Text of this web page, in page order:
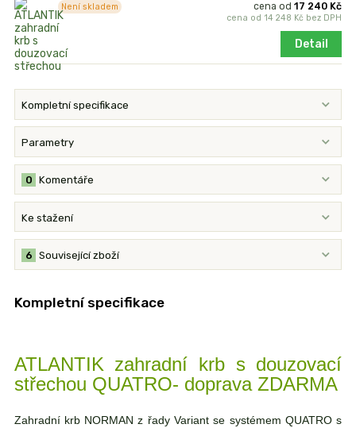
cena od17 240 Kč
cena od14 248 Kč bez DPH
Není skladem
Detail
Kompletní specifikace
Parametry
Komentáře
0
Ke stažení
Související zboží
6
Kompletní specifikace
ATLANTIK zahradní krb s douzovací
střechou QUATRO- doprava ZDARMA
Zahradní krb NORMAN z řady Variant se systémem QUATRO s